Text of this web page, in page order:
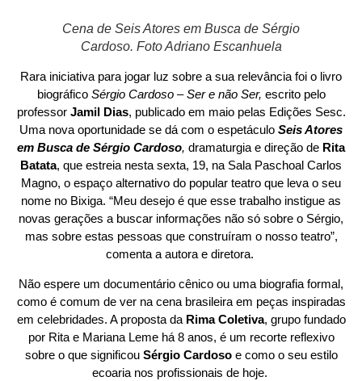
Cena de Seis Atores em Busca de Sérgio
Cardoso. Foto Adriano Escanhuela
Rara iniciativa para jogar luz sobre a sua relevância foi o livro
biográfico Sérgio Cardoso – Ser e não Ser, escrito pelo
professor Jamil Dias, publicado em maio pelas Edições Sesc.
Uma nova oportunidade se dá com o espetáculo Seis Atores
em Busca de Sérgio Cardoso, dramaturgia e direção de Rita
Batata, que estreia nesta sexta, 19, na Sala Paschoal Carlos
Magno, o espaço alternativo do popular teatro que leva o seu
nome no Bixiga. “Meu desejo é que esse trabalho instigue as
novas gerações a buscar informações não só sobre o Sérgio,
mas sobre estas pessoas que construíram o nosso teatro”,
comenta a autora e diretora.
Não espere um documentário cênico ou uma biografia formal,
como é comum de ver na cena brasileira em peças inspiradas
em celebridades. A proposta da Rima Coletiva, grupo fundado
por Rita e Mariana Leme há 8 anos, é um recorte reflexivo
sobre o que significou Sérgio Cardosoe como o seu estilo
ecoaria nos profissionais de hoje.